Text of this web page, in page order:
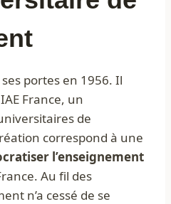
ses portes en 1956. Il
France, un
de
correspond à une
l’enseignement
Au fil des
n’a cessé de se